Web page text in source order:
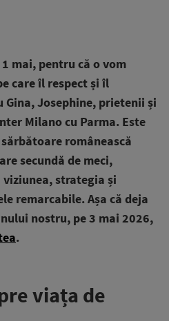
mai, pentru că o vom
care îl respect și îl
Josephine, prietenii și
Milano cu Parma. Este
românească
secundă de meci,
strategia și
remarcabile. Așa că deja
nostru, pe 3 mai 2026,
.
viața de